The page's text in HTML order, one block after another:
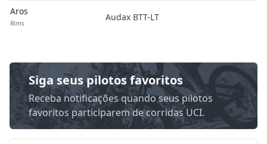
Aros
Rims
Audax BTT-LT
Siga seus pilotos favoritos
Receba notificações quando seus pilotos
favoritos participarem de corridas UCI.